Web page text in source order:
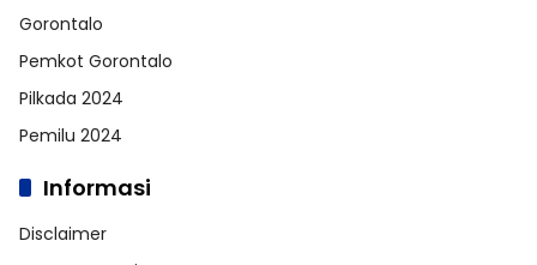
Gorontalo
Pemkot Gorontalo
Pilkada 2024
Pemilu 2024
Informasi
Disclaimer